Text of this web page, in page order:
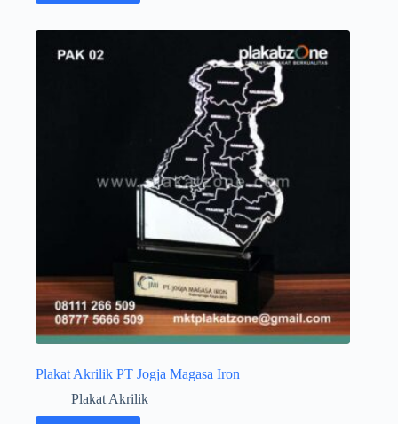
Plakat Akrilik PT Jogja Magasa Iron
Plakat Akrilik